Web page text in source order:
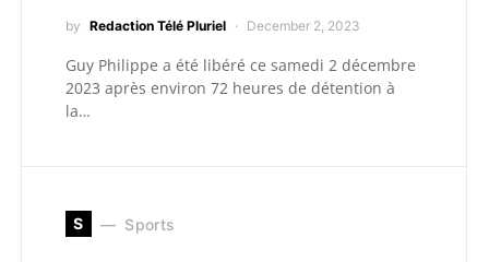
by Redaction Télé Pluriel December 2, 2023
Guy Philippe a été libéré ce samedi 2 décembre
2023 après environ 72 heures de détention à
la…
S Sports